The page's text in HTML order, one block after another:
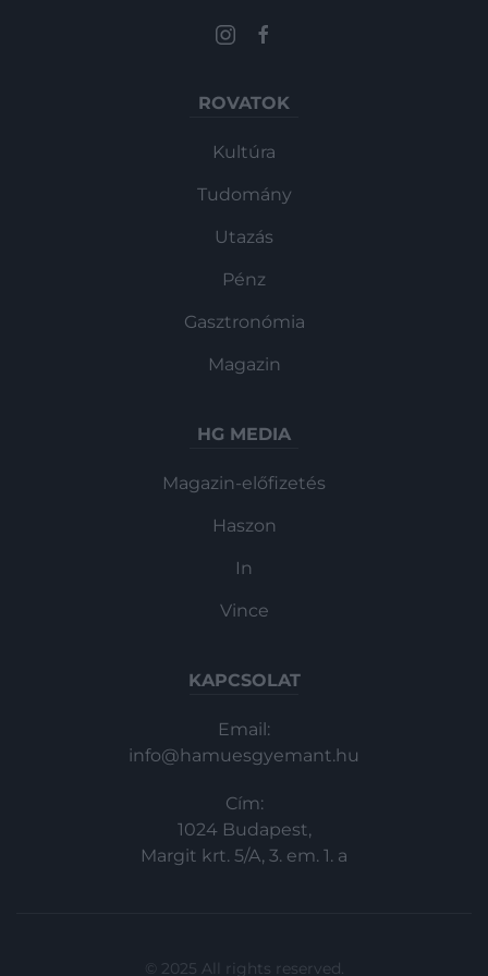
ROVATOK
Kultúra
Tudomány
Utazás
Pénz
Gasztronómia
Magazin
HG MEDIA
Magazin-előfizetés
Haszon
In
Vince
KAPCSOLAT
Email:
info@hamuesgyemant.hu
Cím:
1024 Budapest,
Margit krt. 5/A, 3. em. 1. a
© 2025 All rights reserved.